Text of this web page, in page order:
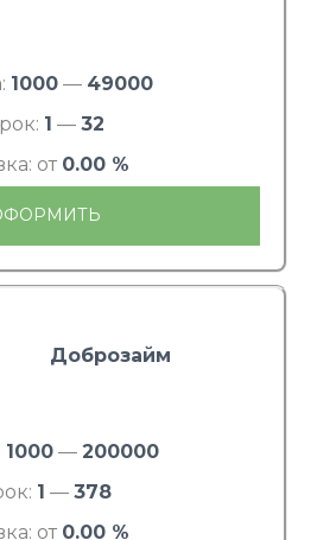
1000 — 49000
1 — 32
от 0.00 %
Доброзайм
1000— 200000
1 — 378
от 0.00 %